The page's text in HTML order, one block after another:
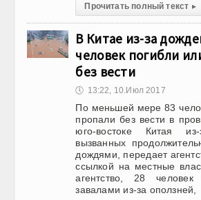
Прочитать полный текст ▸
В Китае из-за
человек погибли
без вести
🕔 13:22, 10.Июл 2017
По меньшей мере 83
пропали без вести в
юго-востоке Китая из-
вызванных
дождями, передает
ссылкой на местные
агентство, 28
завалами из-за оползней,